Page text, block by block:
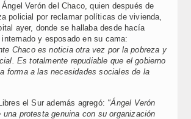
Verón del Chaco, quien después de
policial por reclamar políticas de vivienda,
ayer, donde se hallaba desde hacía
y esposado en su cama:
Chaco es noticia otra vez por la pobreza y
Es totalmente repudiable que el gobierno
forma a las necesidades sociales de la
el Sur además agregó: "Ángel Verón
una protesta genuina con su organización